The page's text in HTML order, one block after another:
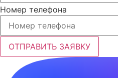
Номер телефона
ОТПРАВИТЬ ЗАЯВКУ